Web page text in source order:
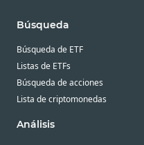
Búsqueda
Búsqueda de ETF
Listas de ETFs
Búsqueda de acciones
Lista de criptomonedas
Análisis